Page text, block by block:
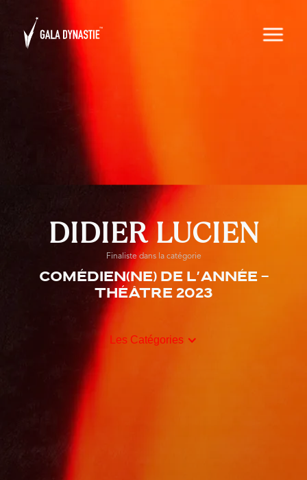
DIDIER LUCIEN
Finaliste dans la catégorie
Comédien(ne) de l'année -
Théâtre 2023
Les Catégories